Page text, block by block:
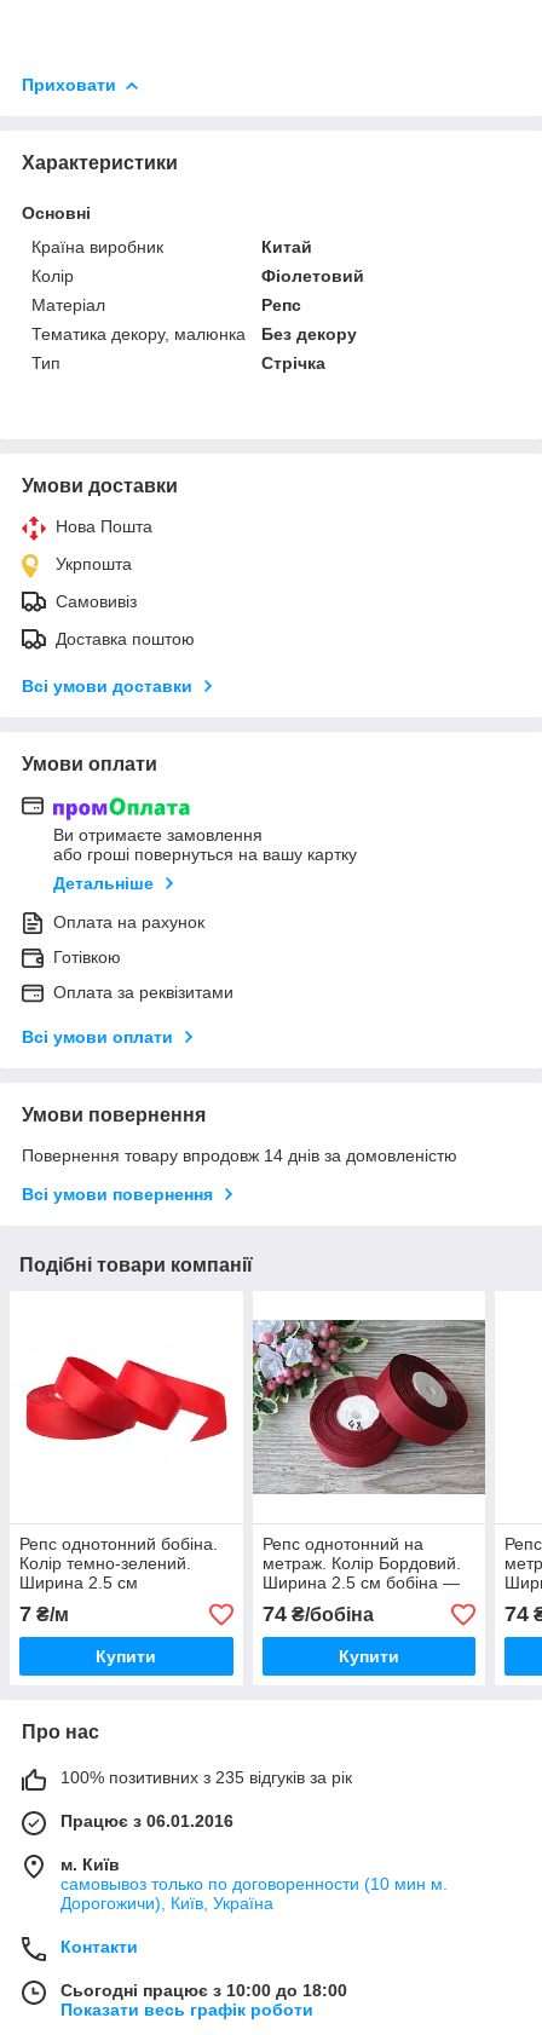
Приховати
Характеристики
Основні
Країна виробник
Китай
Колір
Фіолетовий
Матеріал
Репс
Тематика декору, малюнка
Без декору
Тип
Стрічка
Умови доставки
Нова Пошта
Укрпошта
Самовивіз
Доставка поштою
Всі умови доставки
Умови оплати
Ви отримаєте замовлення
або гроші повернуться на вашу картку
Детальніше
Оплата на рахунок
Готівкою
Оплата за реквізитами
Всі умови оплати
Умови повернення
Повернення товару впродовж 14 днів за домовленістю
Всі умови повернення
Подібні товари компанії
Репс однотонний бобіна.
Колір темно-зелений.
Ширина 2.5 см
7 ₴/м
Купити
Репс однотонний на
метраж. Колір Бордовий.
Ширина 2.5 см бобіна —
74₴/бобіна
Купити
74
Про нас
100% позитивних з 235 відгуків за рік
Працює з 06.01.2016
м. Київ
самовывоз только по договоренности (10 мин м.
Дорогожичи), Київ, Україна
Контакти
Сьогодні працює з 10:00 до 18:00
Показати весь графік роботи